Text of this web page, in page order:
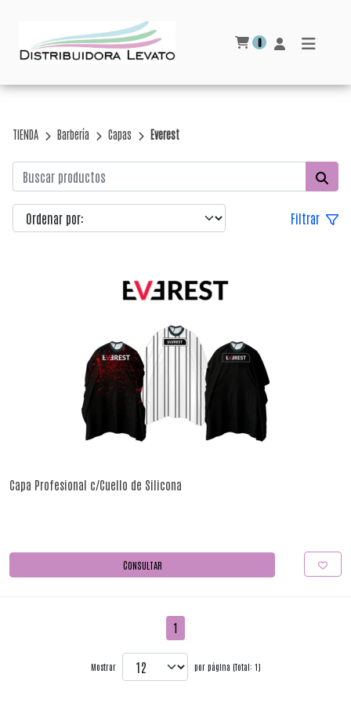
0
TIENDA Barbería Capas Everest
Filtrar
Capa Profesional c/Cuello de Silicona
CONSULTAR
1
Mostrar por página (Total: 1)